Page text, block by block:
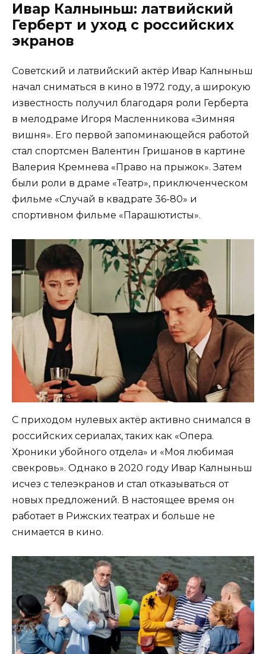
Ивар Калныньш: латвийский
Герберт и уход с российских
экранов
Советский и латвийский актёр Ивар Калныньш
начал сниматься в кино в 1972 году, а широкую
известность получил благодаря роли Герберта
в мелодраме Игоря Масленникова «Зимняя
вишня». Его первой запоминающейся работой
стал спортсмен Валентин Гришанов в картине
Валерия Кремнева «Право на прыжок». Затем
были роли в драме «Театр», приключенческом
фильме «Случай в квадрате 36-80» и
спортивном фильме «Парашютисты».
С приходом нулевых актёр активно снимался в
российских сериалах, таких как «Опера.
Хроники убойного отдела» и «Моя любимая
свекровь». Однако в 2020 году Ивар Калныньш
исчез с телеэкранов и стал отказываться от
новых предложений. В настоящее время он
работает в Рижских театрах и больше не
снимается в кино.